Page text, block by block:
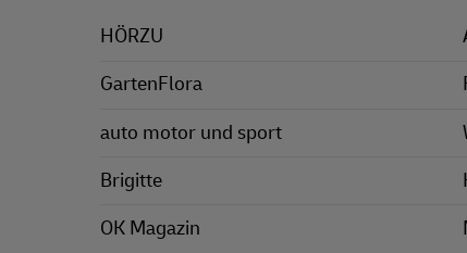
HÖRZU
GartenFlora
auto motor und sport
Brigitte
OK Magazin